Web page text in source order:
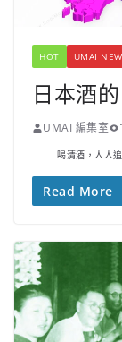
HOT UMAI
日本酒
UMAI 編集室
喝清酒，人人追
Read More